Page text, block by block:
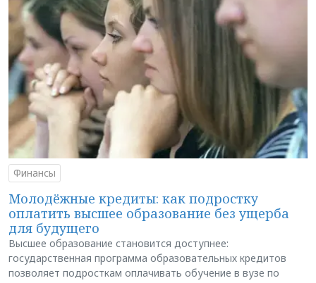
Финансы
Молодёжные кредиты: как подростку
оплатить высшее образование без ущерба
для будущего
Высшее образование становится доступнее:
государственная программа образовательных кредитов
позволяет подросткам оплачивать обучение в вузе по